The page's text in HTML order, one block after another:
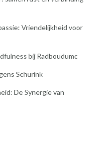
Vriendelijkheid voor
bij Radboudumc
Schurink
De Synergie van